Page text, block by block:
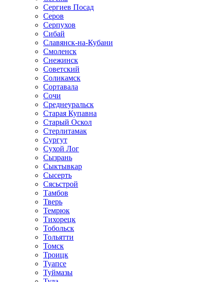
Сергиев Посад
Серов
Серпухов
Сибай
Славянск-на-Кубани
Смоленск
Снежинск
Советский
Соликамск
Сортавала
Сочи
Среднеуральск
Старая Купавна
Старый Оскол
Стерлитамак
Сургут
Сухой Лог
Сызрань
Сыктывкар
Сысерть
Сясьстрой
Тамбов
Тверь
Темрюк
Тихорецк
Тобольск
Тольятти
Томск
Троицк
Туапсе
Туймазы